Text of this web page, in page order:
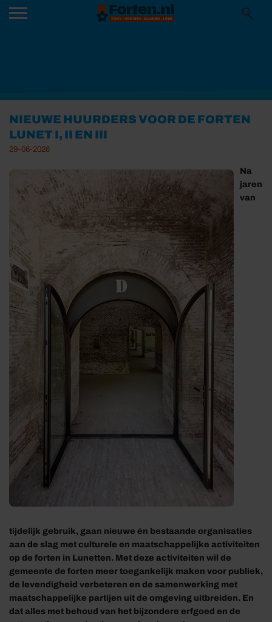
NIEUWE HUURDERS VOOR DE FORTEN
LUNET I, II EN III
29-06-2026
Na
jaren
van
tijdelijk gebruik, gaan nieuwe én bestaande organisaties
aan de slag met culturele en maatschappelijke activiteiten
op de forten in Lunetten. Met deze activiteiten wil de
gemeente de forten meer toegankelijk maken voor publiek,
de levendigheid verbeteren en de samenwerking met
maatschappelijke partijen uit de omgeving uitbreiden. En
dat alles met behoud van het bijzondere erfgoed en de